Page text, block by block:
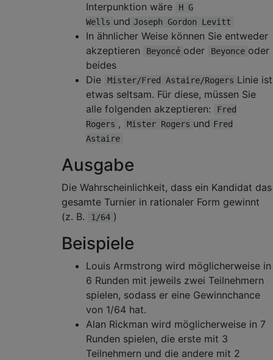
Interpunktion wäre
H G
Wells und Joseph Gordon Levitt
In ähnlicher Weise können Sie entweder
akzeptieren
Beyoncé oder Beyonce oder
beides
Die
Mister/Fred Astaire/Rogers Linie ist
etwas seltsam. Für diese, müssen Sie
alle folgenden akzeptieren:
Fred
Rogers , Mister Rogers und Fred
Astaire
Ausgabe
Die Wahrscheinlichkeit, dass ein Kandidat das
gesamte Turnier in rationaler Form gewinnt
(z. B.
1/64 )
Beispiele
Louis Armstrong wird möglicherweise in
6 Runden mit jeweils zwei Teilnehmern
spielen, sodass er eine Gewinnchance
von 1/64 hat.
Alan Rickman wird möglicherweise in 7
Runden spielen, die erste mit 3
Teilnehmern und die andere mit 2